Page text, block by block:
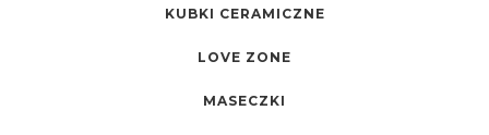
KUBKI CERAMICZNE
LOVE ZONE
MASECZKI